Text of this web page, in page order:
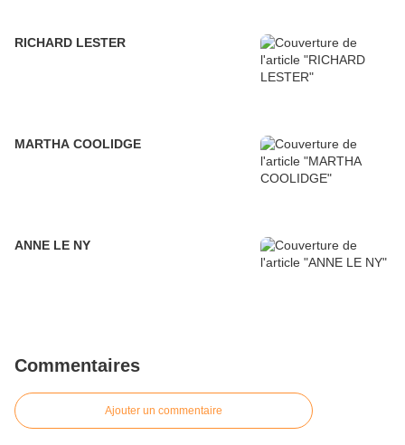
RICHARD LESTER
MARTHA COOLIDGE
ANNE LE NY
Commentaires
Ajouter un commentaire